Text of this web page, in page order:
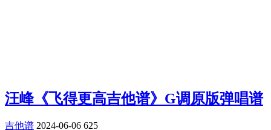
汪峰《飞得更高吉他谱》G调原版弹唱谱
吉他谱 2024-06-06 625